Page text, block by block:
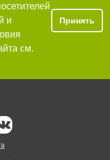
и
см.
Принять